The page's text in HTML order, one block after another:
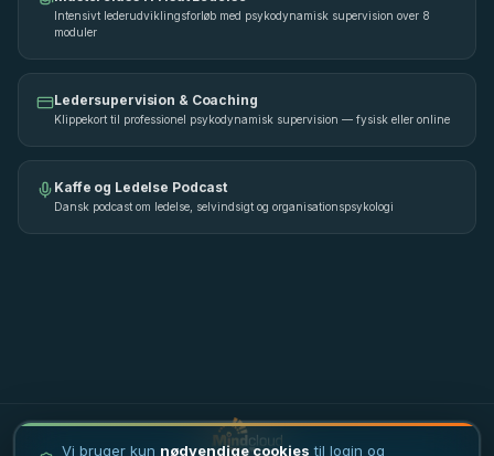
Intensivt lederudviklingsforløb med psykodynamisk supervision over 8
moduler
Ledersupervision & Coaching
Klippekort til professionel psykodynamisk supervision — fysisk eller online
Kaffe og Ledelse Podcast
Dansk podcast om ledelse, selvindsigt og organisationspsykologi
Vi bruger kun nødvendige cookies til login og